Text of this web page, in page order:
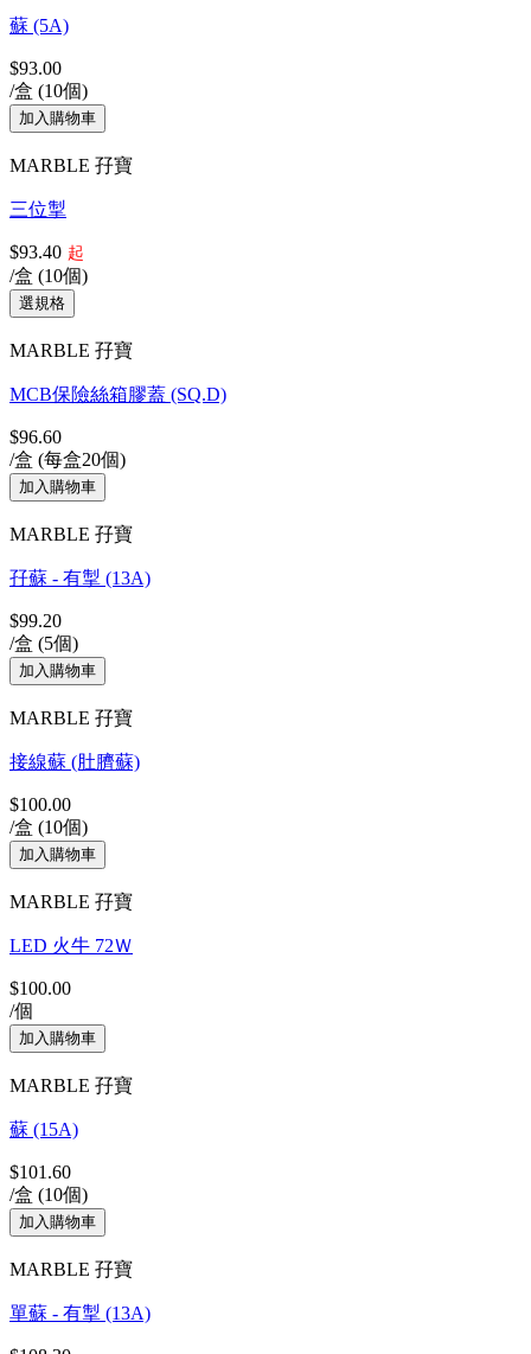
蘇 (5A)
$93.00
/盒 (10個)
MARBLE 孖寶
三位掣
$93.40 起
/盒 (10個)
MARBLE 孖寶
MCB保險絲箱膠蓋 (SQ.D)
$96.60
/盒 (每盒20個)
MARBLE 孖寶
孖蘇 - 有掣 (13A)
$99.20
/盒 (5個)
MARBLE 孖寶
接線蘇 (肚臍蘇)
$100.00
/盒 (10個)
MARBLE 孖寶
LED 火牛 72Ｗ
$100.00
/個
MARBLE 孖寶
蘇 (15A)
$101.60
/盒 (10個)
MARBLE 孖寶
單蘇 - 有掣 (13A)